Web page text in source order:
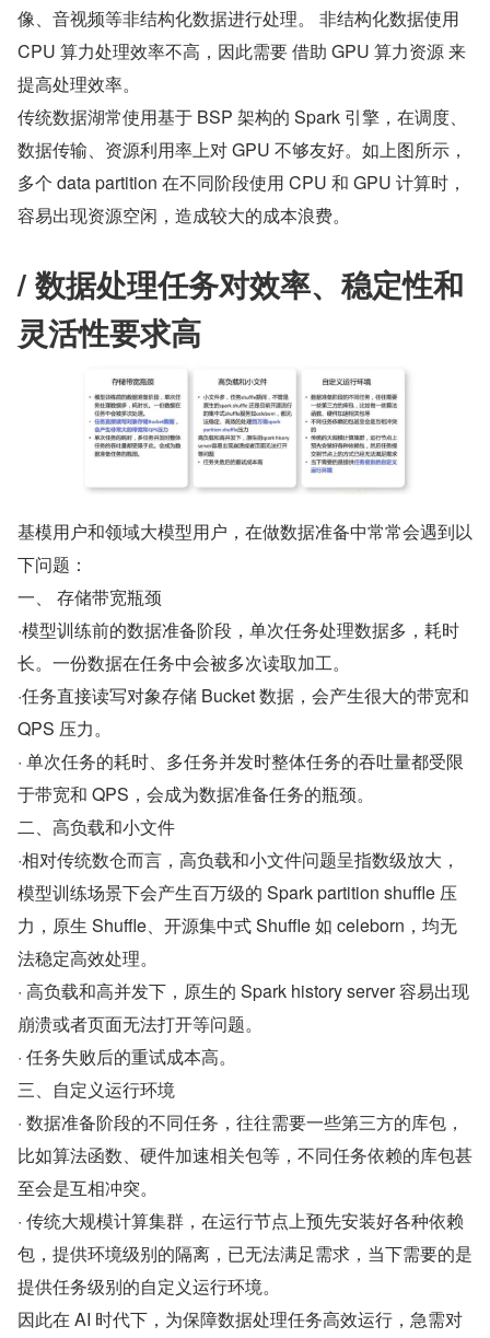
像、音视频等非结构化数据进行处理。 非结构化数据使用
CPU 算力处理效率不高，因此需要 借助 GPU 算力资源 来
提高处理效率。
传统数据湖常使用基于 BSP 架构的 Spark 引擎，在调度、
数据传输、资源利用率上对 GPU 不够友好。如上图所示，
多个 data partition 在不同阶段使用 CPU 和 GPU 计算时，
容易出现资源空闲，造成较大的成本浪费。
/ 数据处理任务对效率、稳定性和
灵活性要求高
基模用户和领域大模型用户，在做数据准备中常常会遇到以
下问题：
一、 存储带宽瓶颈
·模型训练前的数据准备阶段，单次任务处理数据多，耗时
长。一份数据在任务中会被多次读取加工。
·任务直接读写对象存储 Bucket 数据，会产生很大的带宽和
QPS 压力。
· 单次任务的耗时、多任务并发时整体任务的吞吐量都受限
于带宽和 QPS，会成为数据准备任务的瓶颈。
二、高负载和小文件
·相对传统数仓而言，高负载和小文件问题呈指数级放大，
模型训练场景下会产生百万级的 Spark partition shuffle 压
力，原生 Shuffle、开源集中式 Shuffle 如 celeborn，均无
法稳定高效处理。
· 高负载和高并发下，原生的 Spark history server 容易出现
崩溃或者页面无法打开等问题。
· 任务失败后的重试成本高。
三、自定义运行环境
· 数据准备阶段的不同任务，往往需要一些第三方的库包，
比如算法函数、硬件加速相关包等，不同任务依赖的库包甚
至会是互相冲突。
· 传统大规模计算集群，在运行节点上预先安装好各种依赖
包，提供环境级别的隔离，已无法满足需求，当下需要的是
提供任务级别的自定义运行环境。
因此在 AI 时代下，为保障数据处理任务高效运行，急需对